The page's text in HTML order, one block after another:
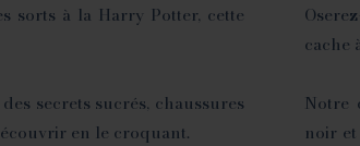
sorts à la Harry Potter, cette
secrets sucrés, chaussures
en le croquant.
cache
Notre
noir